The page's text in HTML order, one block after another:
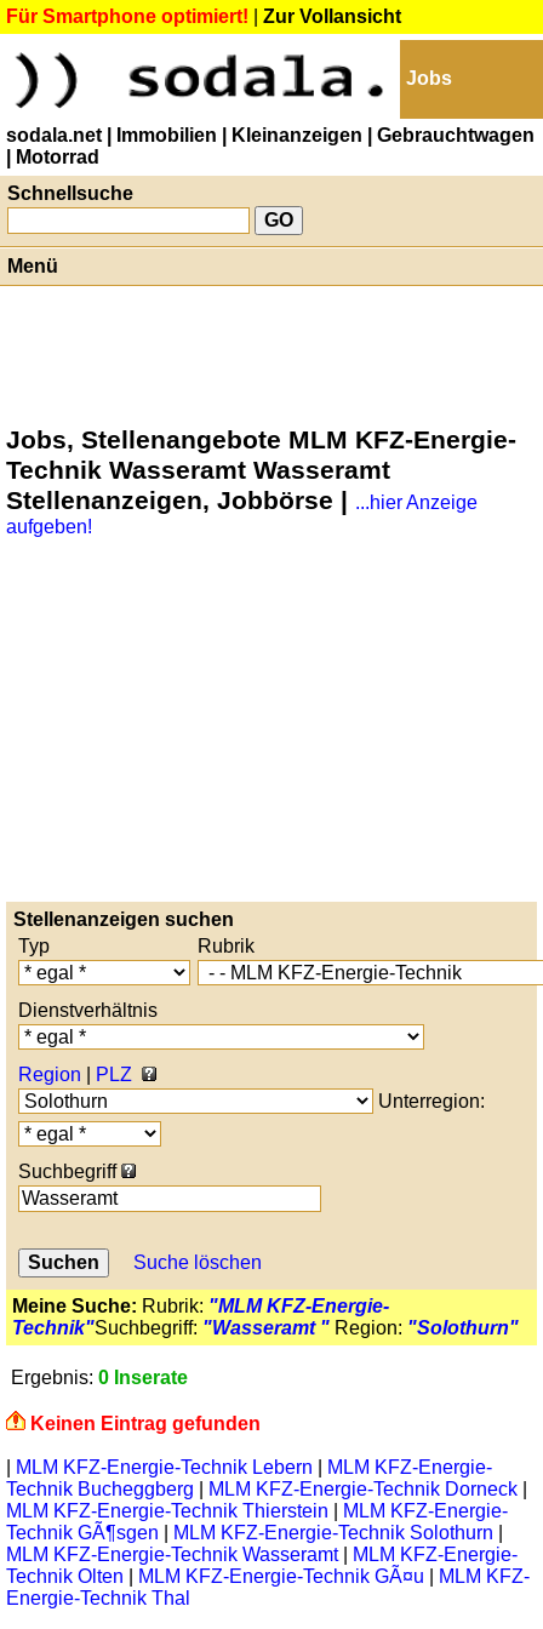
Für Smartphone optimiert! Zur Vollansicht
Jobs
sodala.net | Immobilien | Kleinanzeigen
| Gebrauchtwagen
| Motorrad
Schnellsuche
Menü
Jobs, Stellenangebote MLM KFZ-Energie-
Technik Wasseramt Wasseramt
Stellenanzeigen, Jobbörse | ...hier Anzeige
aufgeben!
Stellenanzeigen suchen
Typ
Rubrik
Dienstverhältnis
Region
PLZ
Unterregion:
Suchbegriff
Suche löschen
Meine Suche: Rubrik: "MLM KFZ-Energie-
Technik"Suchbegriff: "Wasseramt " Region: "Solothurn"
Ergebnis: 0 Inserate
Keinen Eintrag gefunden
MLM KFZ-Energie-Technik Lebern
MLM KFZ-Energie-
Technik Bucheggberg
MLM KFZ-Energie-Technik Dorneck
MLM KFZ-Energie-Technik Thierstein
MLM KFZ-Energie-
Technik GÃ¶sgen
MLM KFZ-Energie-Technik Solothurn
MLM KFZ-Energie-Technik Wasseramt|
MLM KFZ-Energie-
Technik Olten
MLM KFZ-Energie-Technik GÃ¤u
MLM KFZ-
Energie-Technik Thal